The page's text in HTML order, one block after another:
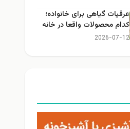
عرقیات گیاهی برای خانواده؛
کدام محصولات واقعا در خانه
کاربرد دارند؟
2026-07-12